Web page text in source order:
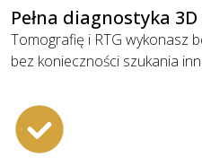
Pełna diagnostyka
Tomografię i RTG wykonasz
bez konieczności szukania